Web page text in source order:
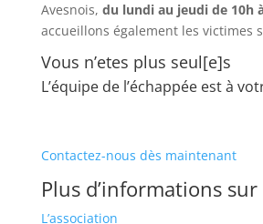
Avesnois, du lundi au jeudi de 10h
accueillons également les victimes
Vous n’etes plus seul[e]s
L’équipe de l’échappée est à
Contactez-nous dès maintenant
Plus d’informations sur
L’association